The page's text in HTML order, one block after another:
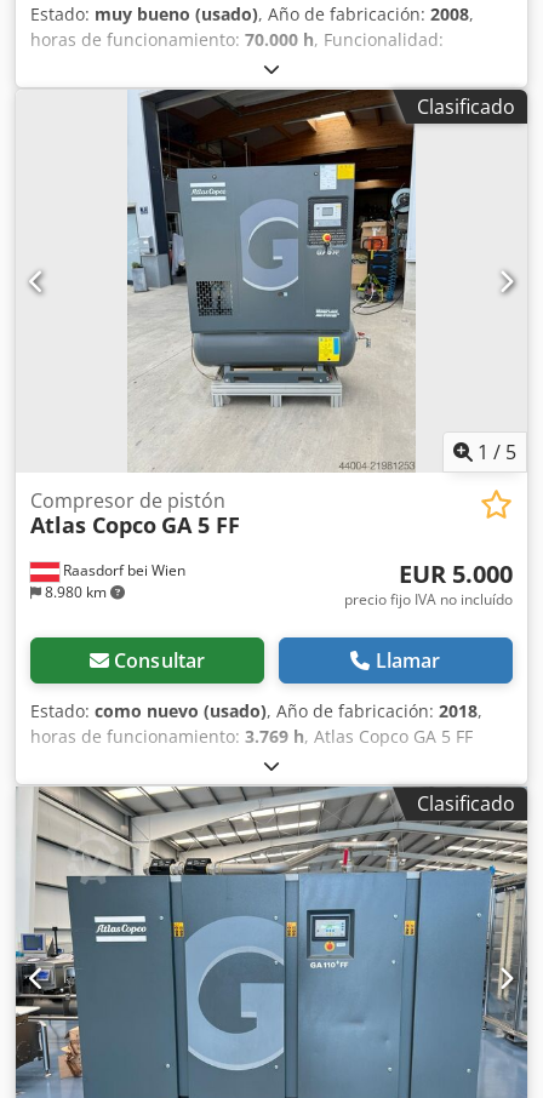
Estado: muy bueno (usado), Año de fabricación: 2008,
horas de funcionamiento: 70.000 h, Funcionalidad:
, número de máquina/vehículo:
API161729, longitud total:976 mm, ancho total:595 mm,
1.212 mm, capacidad del depósito de
500 l, presión de funcionamiento:
presión (mín.):13 bar, nivel de ruido:67 dB, tipo de
aire , Equipamiento:documentación /
manual, secador frigorífico , A la venta compresor de
tornillo ATLAS COPCO GA 11 VSD FF - Tipo: GA 11 VSD FF -
Año: 2008 - Nº de serie: API161729 - Potencia: 11 kW
Dwjdpfey Ud Ibjx Afhoa Se vende compresor de tornillo en
buen estado, con filtro de aire y calderín de expansión de
500 litros. Rango de trabajo entre 3 y 13 bar. El equipo está
completamente operativo. La máquina está conectada a la
red y lista para ser probada.
Clasificado
1 / 5
Raasdorf bei Wien
8.980 km
Compresor de pistón
Atlas Copco GA 5 FF
EUR 5.000
precio fijo IVA no incluído
Consultar Llamar
Estado: como nuevo (usado), Año de fabricación: 2018,
horas de funcionamiento: 3.769 h, Atlas Copco GA 5 FF
Compresor de tornillo incl. secador frigorífico integrado.
Motor y rendimiento: • Potencia nominal del motor
principal: 5,5 kW (7,5 CV) • Eficiencia del motor:
Normalmente IE3 (grado de protección IP55) • Voltaje /
Frecuencia: 400 V / 50 Hz (3 fases) • Tipo de arranque:
Estrella-triángulo Presión y caudal: 7,5 bar 15,0 l/s (900
l/min) ~54,0 m³/h 8,5 bar 13,2 l/s (792 l/min) ~47,5 m³/h 10
bar 12,5 l/s (750 l/min) ~45,0 m³/h 13 bar 8,4 l/s (504 l/min)
~30,2 m³/h Capacidad del depósito 270 l Secador frigorífico
integrado: • Punto de rocío a presión: +3 °C • Consumo
eléctrico adicional: aprox. 0,22 kW • Separador de
condensado: electrónico, sin pérdidas Nivel sonoro y
entorno: • Nivel de presión sonora: 60 a 63 dB(A) (muy
silencioso gracias a la encapsulación total, apto para
Clasificado